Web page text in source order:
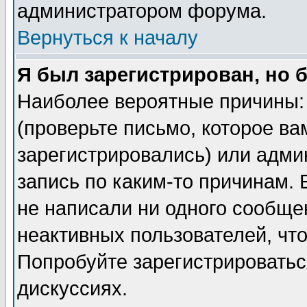
администратором форума.
Вернуться к началу
Я был зарегистрирован, но
Наиболее вероятные
(проверьте письмо, которое
зарегистрировались) или
запись по каким-то
не написали ни одного
неактивных пользователей,
Попробуйте
дискуссиях.